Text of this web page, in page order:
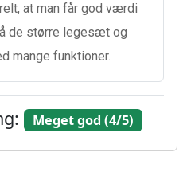
at man får god værdi
de større legesæt og
mange funktioner.
Meget god (4/5)